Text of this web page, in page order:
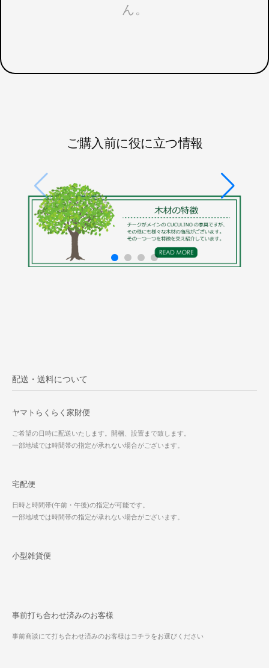
ん。
ご購入前に役に立つ情報
配送・送料について
ヤマトらくらく家財便
ご希望の日時に配送いたします。開梱、設置まで致します。
一部地域では時間帯の指定が承れない場合がございます。
宅配便
日時と時間帯(午前・午後)の指定が可能です。
一部地域では時間帯の指定が承れない場合がございます。
小型雑貨便
事前打ち合わせ済みのお客様
事前商談にて打ち合わせ済みのお客様はコチラをお選びください